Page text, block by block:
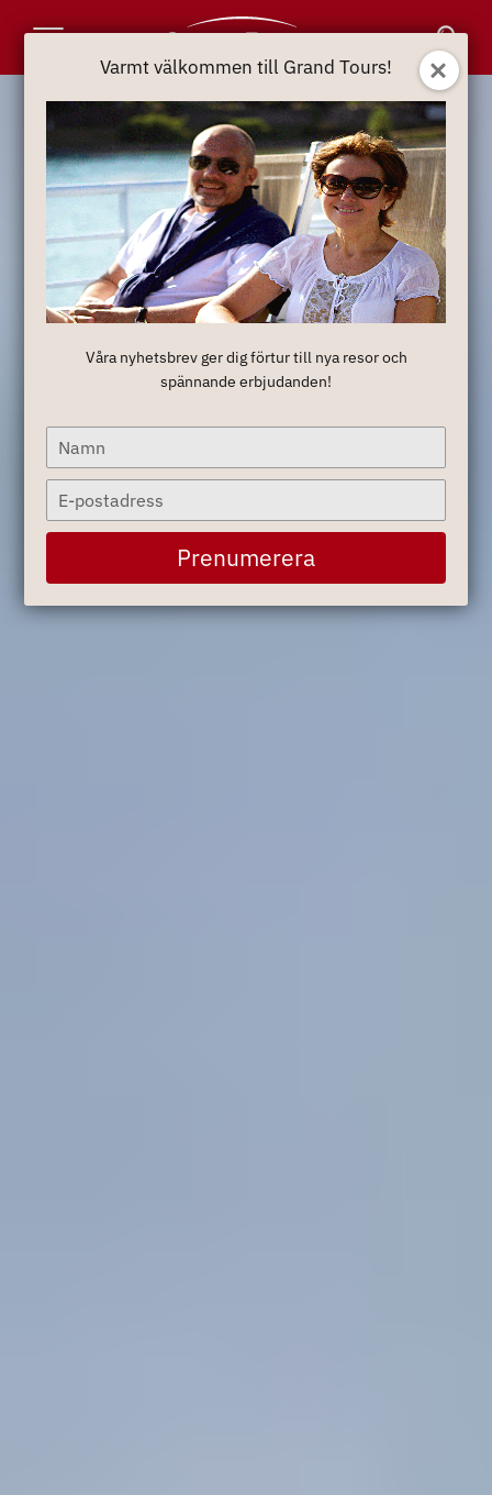
NavigationVarmt välkommen till Grand Tours!
Våra nyhetsbrev ger dig förtur till nya resor och
spännande erbjudanden!
Type
your
name
Type
your
email
Prenumerera